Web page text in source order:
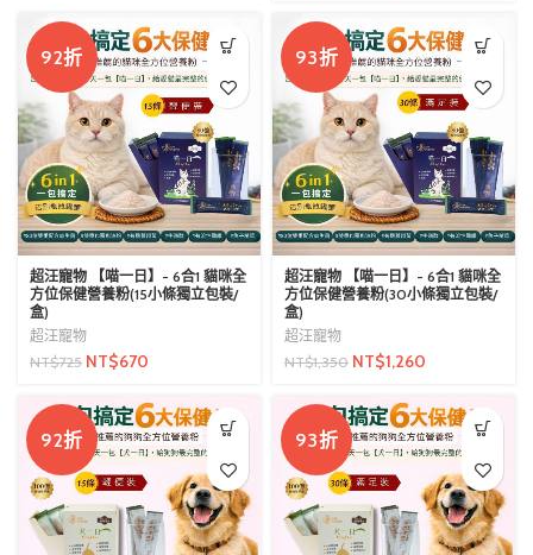
92折
超汪寵物 【喵一日】- 6合1 貓咪全
方位保健營養粉(15小條獨立包裝/
盒)
超汪寵物
NT$725 NT$670
93折
超汪寵物 【喵一日】- 6合1 貓咪全
方位保健營養粉(30小條獨立包裝/
盒)
超汪寵物
NT$1,350 NT$1,260
92折 93折